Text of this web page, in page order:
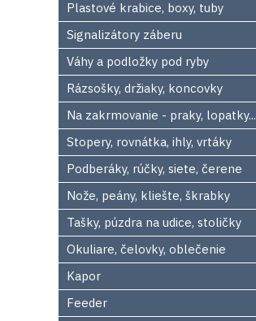
Plastové krabice, boxy, tuby
Signalizátory záberu
Váhy a podložky pod ryby
Rázsošky, držiaky, koncovky
Na zakrmovanie - praky, lopatky...
Stopery, rovnátka, ihly, vrtáky
Podberáky, rúčky, siete, čerene
Nože, peány, kliešte, škrabky
Tašky, púzdra na udice, stoličky
Okuliare, čelovky, oblečenie
Kapor
Feeder